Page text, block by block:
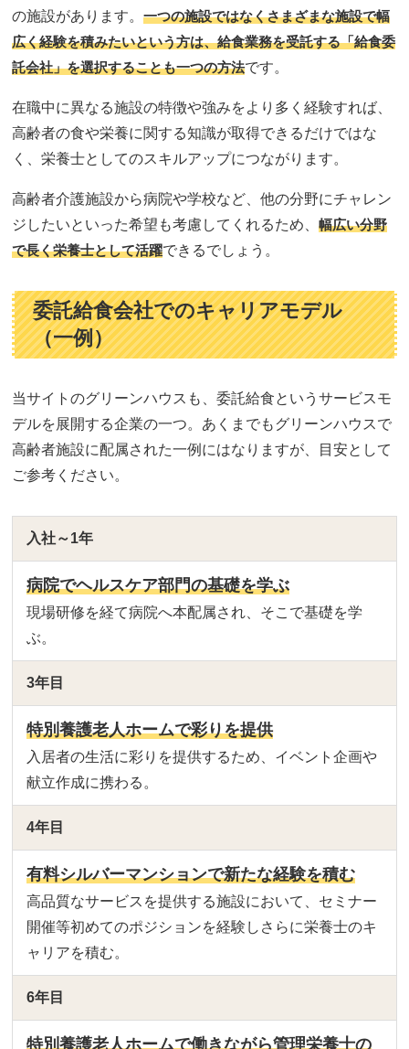
の施設があります。一つの施設ではなくさまざまな施設で幅
広く経験を積みたいという方は、給食業務を受託する「給食委
託会社」を選択することも一つの方法です。
在職中に異なる施設の特徴や強みをより多く経験すれば、
高齢者の食や栄養に関する知識が取得できるだけではな
く、栄養士としてのスキルアップにつながります。
高齢者介護施設から病院や学校など、他の分野にチャレン
ジしたいといった希望も考慮してくれるため、幅広い分野
で長く栄養士として活躍できるでしょう。
委託給食会社でのキャリアモデル
（一例）
当サイトのグリーンハウスも、委託給食というサービスモ
デルを展開する企業の一つ。あくまでもグリーンハウスで
高齢者施設に配属された一例にはなりますが、目安として
ご参考ください。
入社～1年
病院でヘルスケア部門の基礎を学ぶ
現場研修を経て病院へ本配属され、そこで基礎を学
ぶ。
3年目
特別養護老人ホームで彩りを提供
入居者の生活に彩りを提供するため、イベント企画や
献立作成に携わる。
4年目
有料シルバーマンションで新たな経験を積む
高品質なサービスを提供する施設において、セミナー
開催等初めてのポジションを経験しさらに栄養士のキ
ャリアを積む。
6年目
特別養護老人ホームで働きながら管理栄養士の